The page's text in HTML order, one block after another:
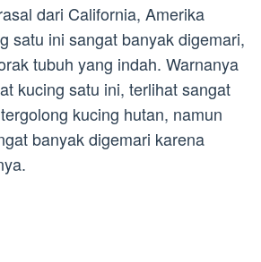
dari California, Amerika
satu ini sangat banyak digemari,
tubuh yang indah. Warnanya
kucing satu ini, terlihat sangat
kucing hutan, namun
banyak digemari karena